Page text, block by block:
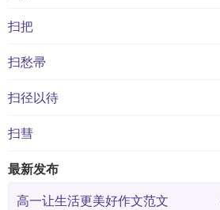
扫把
扫愁帚
扫径以待
扫彗
最新发布
高一让生活更美好作文范文